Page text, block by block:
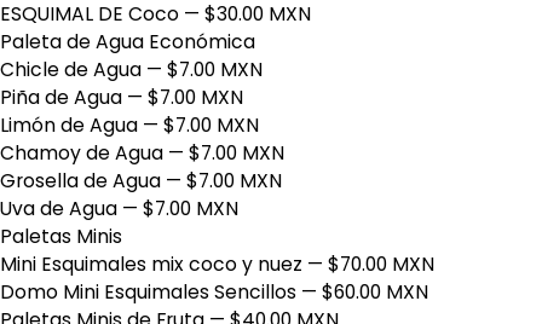
ESQUIMAL DE Coco — $30.00 MXN
Paleta de Agua Económica
Chicle de Agua — $7.00 MXN
Piña de Agua — $7.00 MXN
Limón de Agua — $7.00 MXN
Chamoy de Agua — $7.00 MXN
Grosella de Agua — $7.00 MXN
Uva de Agua — $7.00 MXN
Paletas Minis
Mini Esquimales mix coco y nuez — $70.00 MXN
Domo Mini Esquimales Sencillos — $60.00 MXN